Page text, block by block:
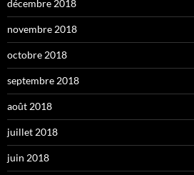
décembre 2018
novembre 2018
octobre 2018
septembre 2018
août 2018
juillet 2018
juin 2018